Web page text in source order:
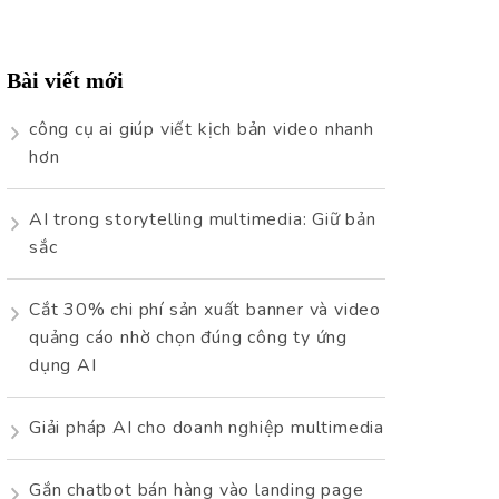
Bài viết mới
công cụ ai giúp viết kịch bản video nhanh
hơn
AI trong storytelling multimedia: Giữ bản
sắc
Cắt 30% chi phí sản xuất banner và video
quảng cáo nhờ chọn đúng công ty ứng
dụng AI
Giải pháp AI cho doanh nghiệp multimedia
Gắn chatbot bán hàng vào landing page